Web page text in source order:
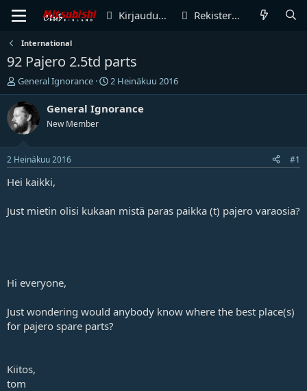
Kirjaudu sisään Rekisteröidy
International
92 Pajero 2.5td parts
V
i
e
s
t
k
e
t
n
j
a
General Ignorance
A
l
o
p
ä
2 Heinäkuu 2016
General Ignorance
New Member
2 Heinäkuu 2016 #1
Hei kaikki,
Just mietin olisi kukaan mistä paras paikka (t) pajero varaosia?
Hi everyone,
Just wondering would anybody know where the best place(s)
for pajero spare parts?
Kiitos,
tom